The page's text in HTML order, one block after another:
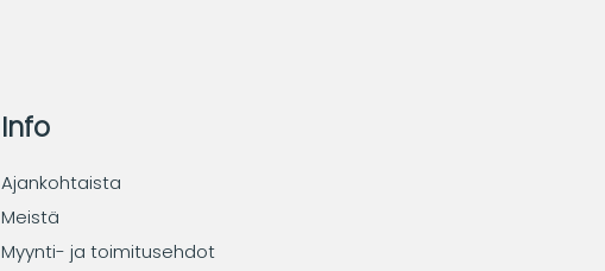
Info
Ajankohtaista
Meistä
Myynti- ja toimitusehdot